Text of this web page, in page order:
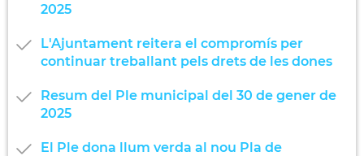
2025
L'Ajuntament reitera el compromís per
continuar treballant pels drets de les dones
Resum del Ple municipal del 30 de gener de
2025
El Ple dona llum verda al nou Pla de